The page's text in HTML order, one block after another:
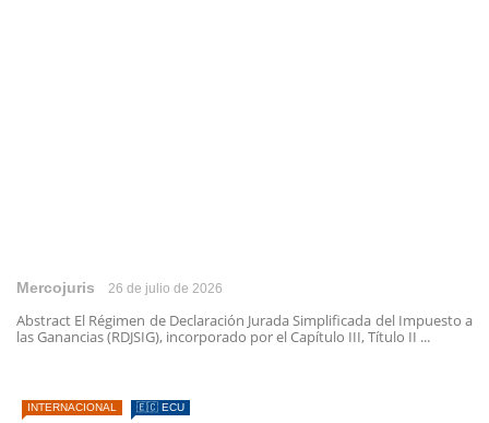
Mercojuris 26 de julio de 2026
Abstract El Régimen de Declaración Jurada Simplificada del Impuesto a
las Ganancias (RDJSIG), incorporado por el Capítulo III, Título II ...
INTERNACIONAL 🇪🇨 ECU